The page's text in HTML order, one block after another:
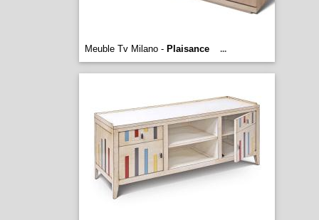
Meuble Tv Milano - Plaisance ...